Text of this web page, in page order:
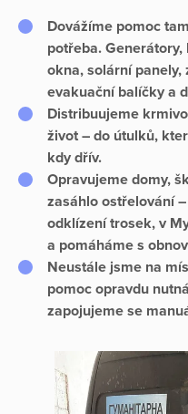
Dovážíme pomoc
potřeba. Generátory,
okna, solární
evakuační balíčky a
Distribuujeme
život – do útulků,
kdy dřív.
Opravujeme domy,
zasáhlo ostřelování
odklízení trosek, v
a pomáháme s
Neustále jsme na
pomoc opravdu
zapojujeme se